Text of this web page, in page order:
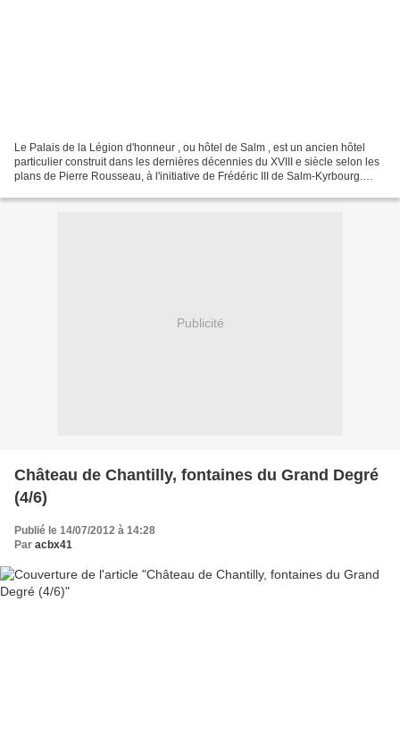
Le Palais de la Légion d'honneur , ou hôtel de Salm , est un ancien hôtel
particulier construit dans les dernières décennies du XVIII e siècle selon les
plans de Pierre Rousseau, à l'initiative de Frédéric III de Salm-Kyrbourg.
Publicité
Château de Chantilly, fontaines du Grand Degré
(4/6)
Publié le 14/07/2012 à 14:28
Par acbx41